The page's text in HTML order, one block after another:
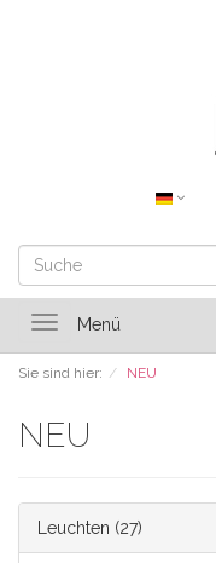
ToggleMenü
Sie sind hier: NEU
NEU
Leuchten (27)